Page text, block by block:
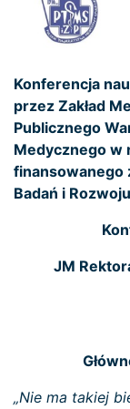
Konferencja
przez Zakład
Publicznego
Medycznego w
finansowanego
Badań i Rozwoju
JM
„Nie ma takiej